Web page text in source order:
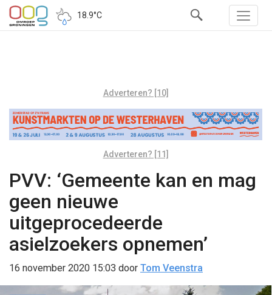
18.9°C
Adverteren? [10]
Adverteren? [11]
PVV: ‘Gemeente kan en mag
geen nieuwe
uitgeprocedeerde
asielzoekers opnemen’
16 november 2020 15:03 door Tom Veenstra